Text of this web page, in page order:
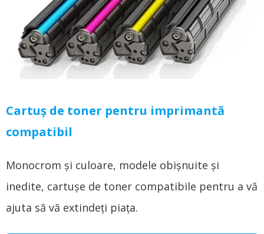
Cartuș de toner pentru imprimantă
compatibil
Monocrom și culoare, modele obișnuite și
inedite, cartușe de toner compatibile pentru a vă
ajuta să vă extindeți piața.